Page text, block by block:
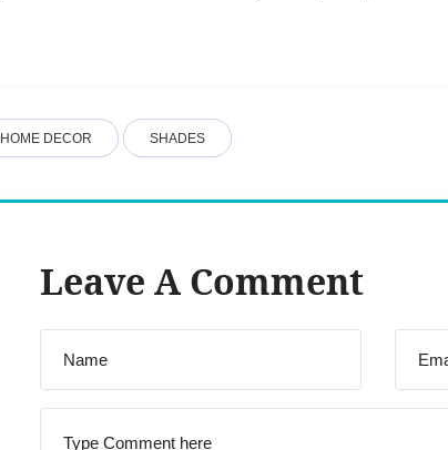
HOME DECOR SHADES
Leave A Comment